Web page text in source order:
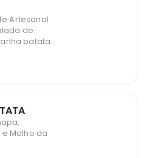
Artesanal
de
batata.
Molho da